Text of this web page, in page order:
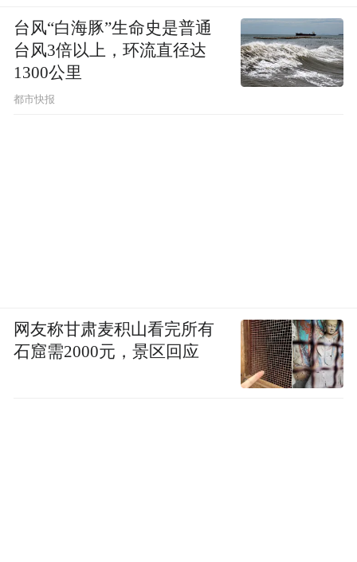
台风“白海豚”生命史是普通
台风3倍以上，环流直径达
1300公里
都市快报
网友称甘肃麦积山看完所有
石窟需2000元，景区回应